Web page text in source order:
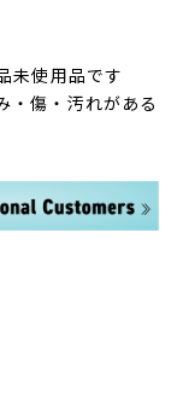
未使用品です
・傷・汚れがある